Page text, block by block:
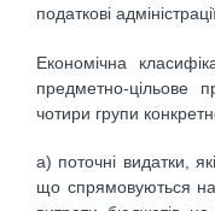
податкові
Економічна
предметно-цільове
чотири групи
а) поточні видатки,
що спрямовуються на